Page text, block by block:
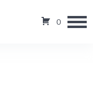
0